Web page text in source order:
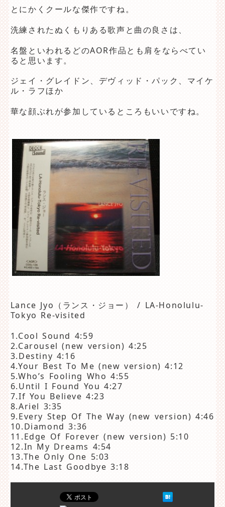
とにかくクールな傑作ですね。
洗練されたぬくもりある歌声と曲の良さは、
名盤といわれるどのAOR作品とも肩をならべてい
ると思います。
ジェイ・グレイドン、デヴィッド・パック、マイケ
ル・ラフほか
華な顔ぶれが参加しているところもいいですね。
Lance Jyo（ランス・ジョー） / LA-Honolulu-
Tokyo Re-visited
1.Cool Sound 4:59
2.Carousel (new version) 4:25
3.Destiny 4:16
4.Your Best To Me (new version) 4:12
5.Who’s Fooling Who 4:55
6.Until I Found You 4:27
7.If You Believe 4:23
8.Ariel 3:35
9.Every Step Of The Way (new version) 4:46
10.Diamond 3:36
11.Edge Of Forever (new version) 5:10
12.In My Dreams 4:54
13.The Only One 5:03
14.The Last Goodbye 3:18